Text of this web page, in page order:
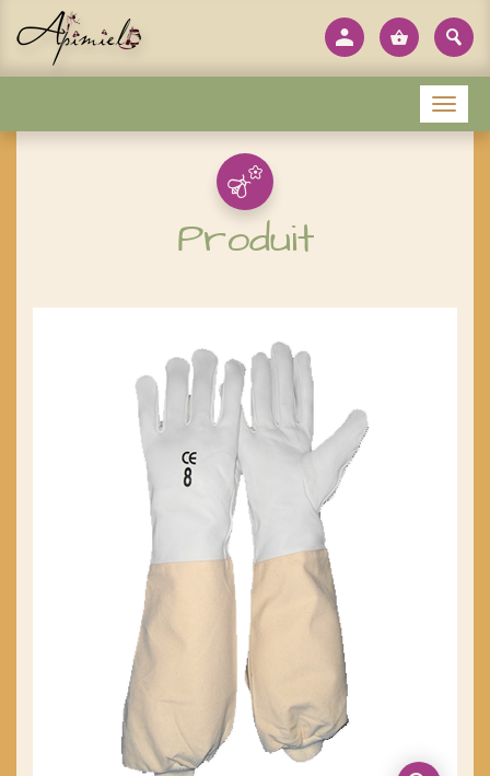
Produit
Menu
Panneau de gestion des cookies